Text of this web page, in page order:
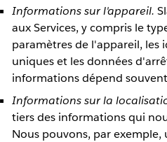
Informations sur l'appareil.
aux Services, y compris le
paramètres de l'appareil, les
uniques et les données
informations dépend
Informations sur la
tiers des informations qui
Nous pouvons, par